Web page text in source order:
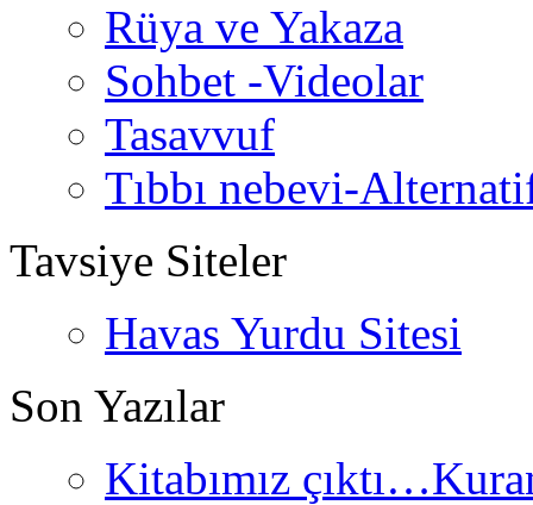
Rüya ve Yakaza
Sohbet -Videolar
Tasavvuf
Tıbbı nebevi-
Tavsiye Siteler
Havas Yurdu Sitesi
Son Yazılar
Kitabımız